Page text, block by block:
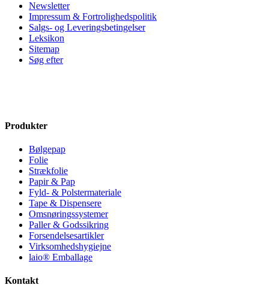
Newsletter
Impressum & Fortrolighedspolitik
Salgs- og Leveringsbetingelser
Leksikon
Sitemap
Søg efter
Produkter
Bølgepap
Folie
Strækfolie
Papir & Pap
Fyld- & Polstermateriale
Tape & Dispensere
Omsnøringssystemer
Paller & Godssikring
Forsendelsesartikler
Virksomhedshygiejne
laio® Emballage
Kontakt